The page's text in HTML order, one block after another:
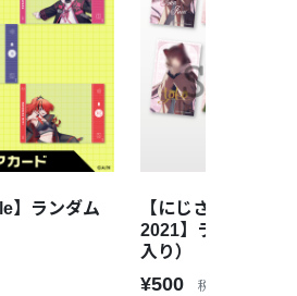
】ランダム
【にじさんじあっ
2021】ランダムク
入り）
¥500 税込